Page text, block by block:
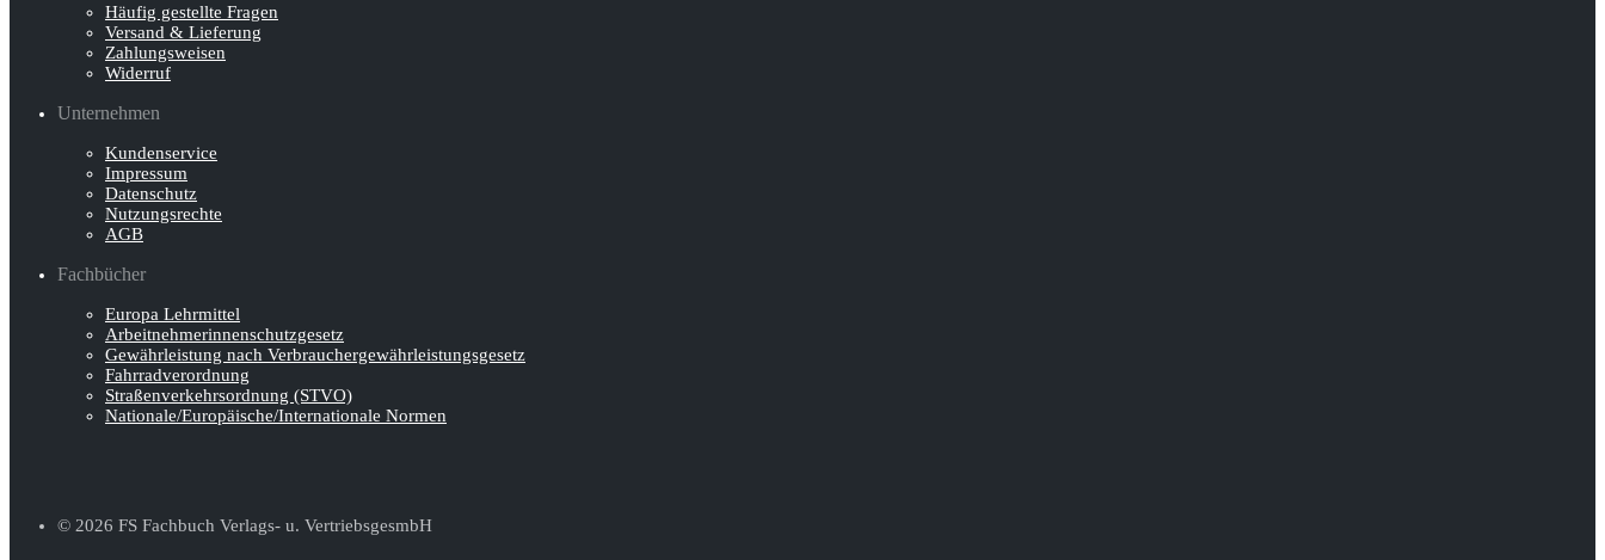
Häufig gestellte Fragen
Versand & Lieferung
Zahlungsweisen
Widerruf
Unternehmen
Kundenservice
Impressum
Datenschutz
Nutzungsrechte
AGB
Fachbücher
Europa Lehrmittel
Arbeitnehmerinnen­schutz­gesetz
Gewährleistung nach Verbraucher­gewähr­leistungsgesetz
Fahrradverordnung
Straßenverkehrs­ordnung (STVO)
Nationale/Europäische/Internationale Normen
© 2026 FS Fachbuch Verlags- u. VertriebsgesmbH